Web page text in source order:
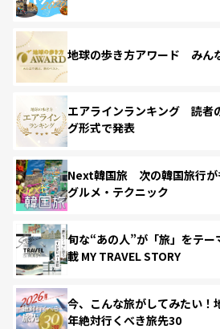
地球の歩き方アワード みん
エアラインランキング 読者
グ形式で発表
Next韓国旅 次の韓国旅行が
グルメ・テクニック
旬な“あの人”が「旅」をテ
載 MY TRAVEL STORY
今、こんな旅がしてみたい！
年絶対行くべき旅先30